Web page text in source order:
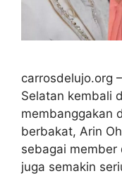
carrosdelujo.org
Selatan kembali
membanggakan
berbakat, Arin
sebagai member
juga semakin